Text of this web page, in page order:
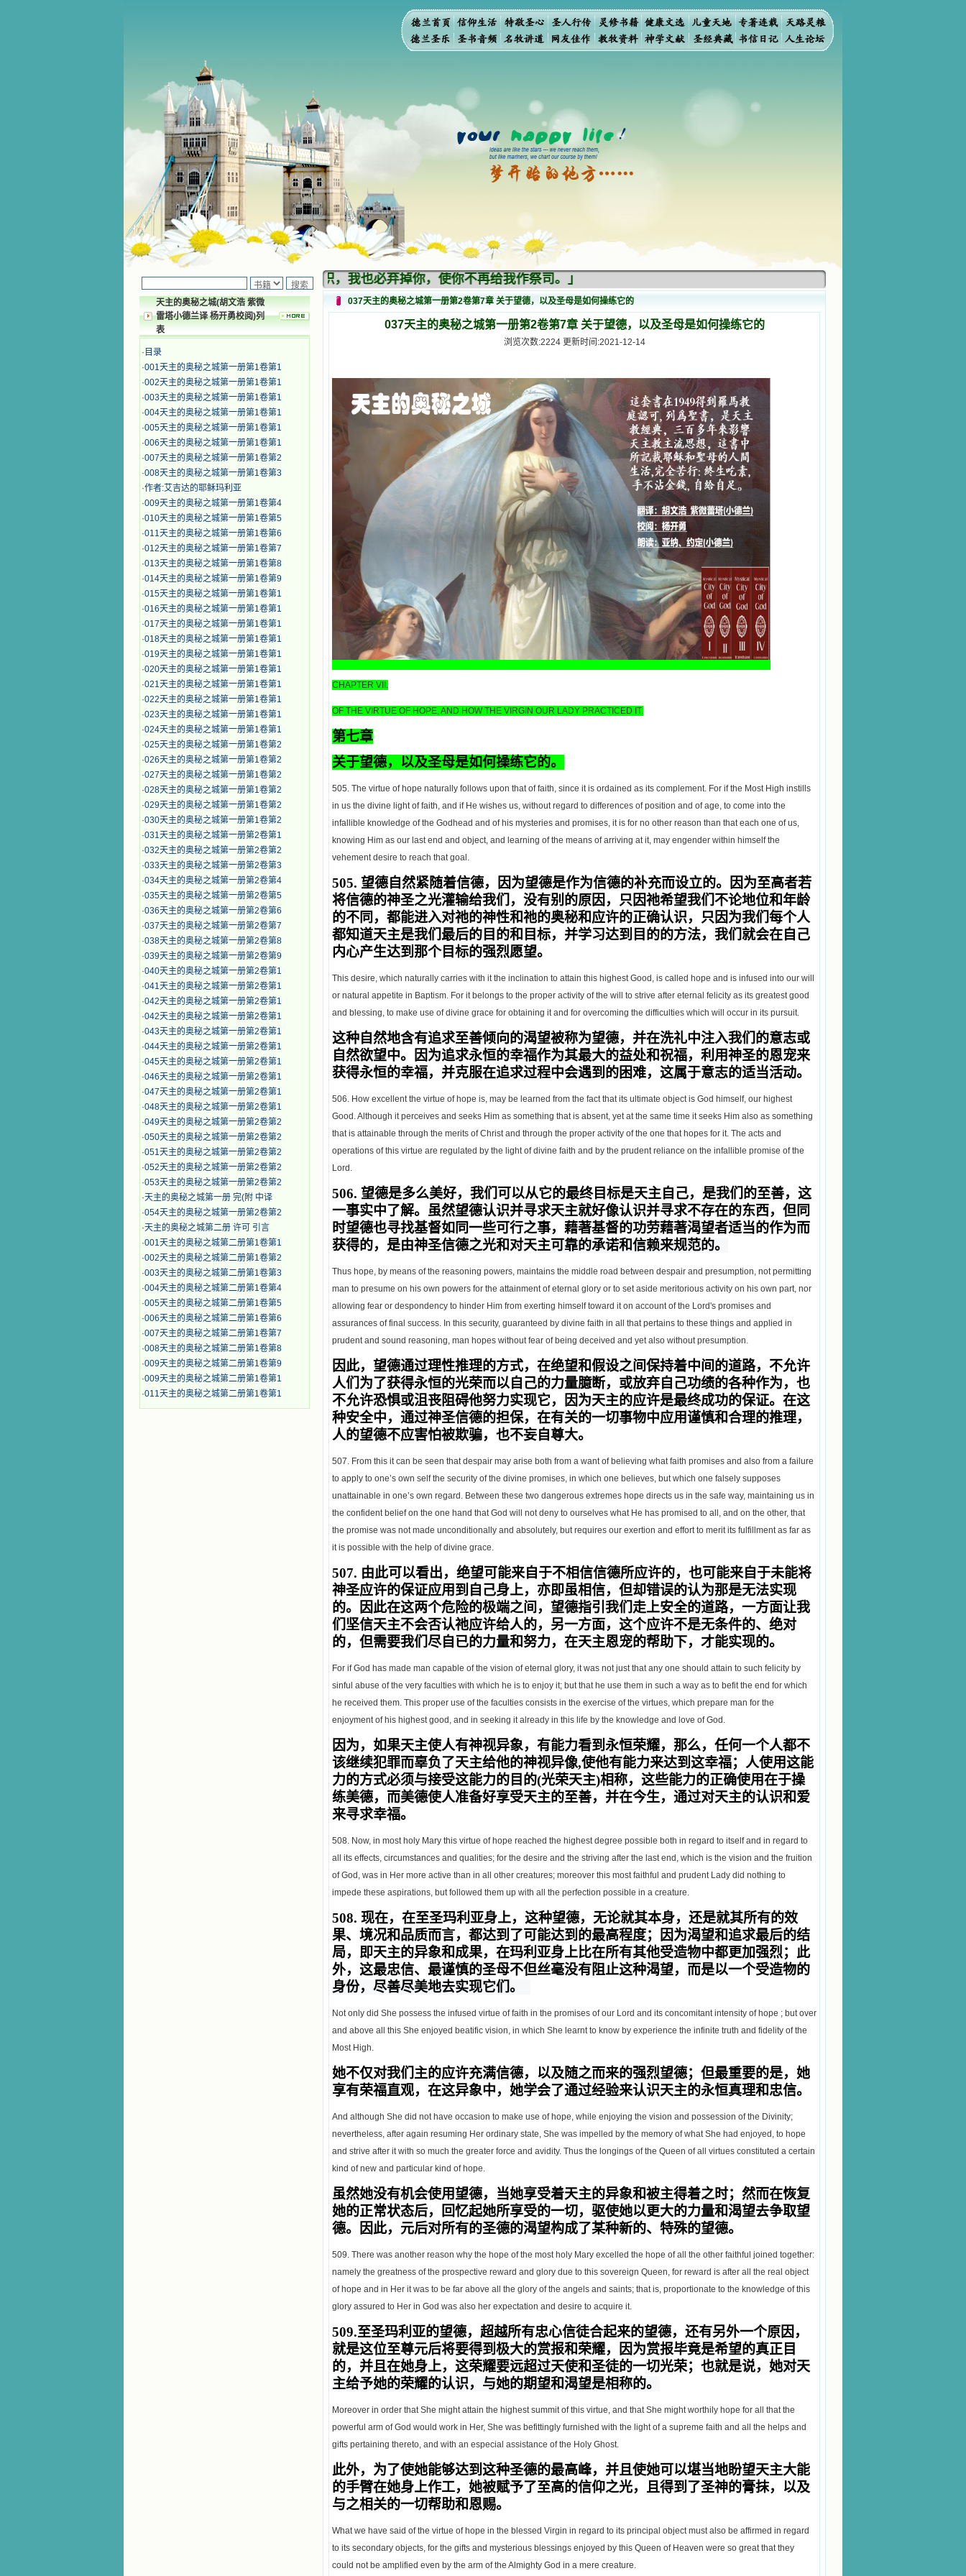
天主的奥秘之城(胡文浩 紫微
雷塔小德兰译 杨开勇校阅)列
表
· 目录
·001天主的奥秘之城第一册第1卷第1
·002天主的奥秘之城第一册第1卷第1
·003天主的奥秘之城第一册第1卷第1
·004天主的奥秘之城第一册第1卷第1
·005天主的奥秘之城第一册第1卷第1
·006天主的奥秘之城第一册第1卷第1
·007天主的奥秘之城第一册第1卷第2
·008天主的奥秘之城第一册第1卷第3
·作者:艾吉达的耶稣玛利亚
·009天主的奥秘之城第一册第1卷第4
·010天主的奥秘之城第一册第1卷第5
·011天主的奥秘之城第一册第1卷第6
·012天主的奥秘之城第一册第1卷第7
·013天主的奥秘之城第一册第1卷第8
·014天主的奥秘之城第一册第1卷第9
·015天主的奥秘之城第一册第1卷第1
·016天主的奥秘之城第一册第1卷第1
·017天主的奥秘之城第一册第1卷第1
·018天主的奥秘之城第一册第1卷第1
·019天主的奥秘之城第一册第1卷第1
·020天主的奥秘之城第一册第1卷第1
·021天主的奥秘之城第一册第1卷第1
·022天主的奥秘之城第一册第1卷第1
·023天主的奥秘之城第一册第1卷第1
·024天主的奥秘之城第一册第1卷第1
·025天主的奥秘之城第一册第1卷第2
·026天主的奥秘之城第一册第1卷第2
·027天主的奥秘之城第一册第1卷第2
·028天主的奥秘之城第一册第1卷第2
·029天主的奥秘之城第一册第1卷第2
·030天主的奥秘之城第一册第1卷第2
·031天主的奥秘之城第一册第2卷第1
·032天主的奥秘之城第一册第2卷第2
·033天主的奥秘之城第一册第2卷第3
·034天主的奥秘之城第一册第2卷第4
·035天主的奥秘之城第一册第2卷第5
·036天主的奥秘之城第一册第2卷第6
·037天主的奥秘之城第一册第2卷第7
·038天主的奥秘之城第一册第2卷第8
·039天主的奥秘之城第一册第2卷第9
·040天主的奥秘之城第一册第2卷第1
·041天主的奥秘之城第一册第2卷第1
·042天主的奥秘之城第一册第2卷第1
·042天主的奥秘之城第一册第2卷第1
·043天主的奥秘之城第一册第2卷第1
·044天主的奥秘之城第一册第2卷第1
·045天主的奥秘之城第一册第2卷第1
·046天主的奥秘之城第一册第2卷第1
·047天主的奥秘之城第一册第2卷第1
·048天主的奥秘之城第一册第2卷第1
·049天主的奥秘之城第一册第2卷第2
·050天主的奥秘之城第一册第2卷第2
·051天主的奥秘之城第一册第2卷第2
·052天主的奥秘之城第一册第2卷第2
·053天主的奥秘之城第一册第2卷第2
·天主的奥秘之城第一册 完(附 中译
·054天主的奥秘之城第一册第2卷第2
·天主的奥秘之城第二册 许可 引言
·001天主的奥秘之城第二册第1卷第1
·002天主的奥秘之城第二册第1卷第2
·003天主的奥秘之城第二册第1卷第3
·004天主的奥秘之城第二册第1卷第4
·005天主的奥秘之城第二册第1卷第5
·006天主的奥秘之城第二册第1卷第6
·007天主的奥秘之城第二册第1卷第7
·008天主的奥秘之城第二册第1卷第8
·009天主的奥秘之城第二册第1卷第9
·009天主的奥秘之城第二册第1卷第1
·011天主的奥秘之城第二册第1卷第1
「我的民因无知识而灭亡。你弃掉知识，我也必弃掉你，使你不再给我作祭司。」
037天主的奥秘之城第一册第2卷第7章 关于望德，以及圣母是如何操练它的
037天主的奥秘之城第一册第2卷第7章 关于望德，以及圣母是如何操练它的
浏览次数:2224 更新时间:2021-12-14
CHAPTER VII.
OF THE VIRTUE OF HOPE, AND HOW THE VIRGIN OUR LADY PRACTICED IT.
第七章
关于望德，以及圣母是如何操练它的。
505. The virtue of hope naturally follows upon that of faith, since it is ordained as its complement. For if the Most High instills
in us the divine light of faith, and if He wishes us, without regard to differences of position and of age, to come into the
infallible knowledge of the Godhead and of his mysteries and promises, it is for no other reason than that each one of us,
knowing Him as our last end and object, and learning of the means of arriving at it, may engender within himself the
vehement desire to reach that goal.
505. 望德自然紧随着信德，因为望德是作为信德的补充而设立的。因为至高者若
将信德的神圣之光灌输给我们，没有别的原因，只因祂希望我们不论地位和年龄
的不同，都能进入对祂的神性和祂的奥秘和应许的正确认识，只因为我们每个人
都知道天主是我们最后的目的和目标，并学习达到目的的方法，我们就会在自己
内心产生达到那个目标的强烈愿望。
This desire, which naturally carries with it the inclination to attain this highest Good, is called hope and is infused into our will
or natural appetite in Baptism. For it belongs to the proper activity of the will to strive after eternal felicity as its greatest good
and blessing, to make use of divine grace for obtaining it and for overcoming the difficulties which will occur in its pursuit.
这种自然地含有追求至善倾向的渴望被称为望德，并在洗礼中注入我们的意志或
自然欲望中。因为追求永恒的幸福作为其最大的益处和祝福，利用神圣的恩宠来
获得永恒的幸福，并克服在追求过程中会遇到的困难，这属于意志的适当活动。
506. How excellent the virtue of hope is, may be learned from the fact that its ultimate object is God himself, our highest
Good. Although it perceives and seeks Him as something that is absent, yet at the same time it seeks Him also as something
that is attainable through the merits of Christ and through the proper activity of the one that hopes for it. The acts and
operations of this virtue are regulated by the light of divine faith and by the prudent reliance on the infallible promise of the
Lord.
506. 望德是多么美好，我们可以从它的最终目标是天主自己，是我们的至善，这
一事实中了解。虽然望德认识并寻求天主就好像认识并寻求不存在的东西，但同
时望德也寻找基督如同一些可行之事，藉著基督的功劳藉著渴望者适当的作为而
获得的，是由神圣信德之光和对天主可靠的承诺和信赖来规范的。
Thus hope, by means of the reasoning powers, maintains the middle road between despair and presumption, not permitting
man to presume on his own powers for the attainment of eternal glory or to set aside meritorious activity on his own part, nor
allowing fear or despondency to hinder Him from exerting himself toward it on account of the Lord's promises and
assurances of final success. In this security, guaranteed by divine faith in all that pertains to these things and applied in
prudent and sound reasoning, man hopes without fear of being deceived and yet also without presumption.
因此，望德通过理性推理的方式，在绝望和假设之间保持着中间的道路，不允许
人们为了获得永恒的光荣而以自己的力量臆断，或放弃自己功绩的各种作为，也
不允许恐惧或沮丧阻碍他努力实现它，因为天主的应许是最终成功的保证。在这
种安全中，通过神圣信德的担保，在有关的一切事物中应用谨慎和合理的推理，
人的望德不应害怕被欺骗，也不妄自尊大。
507. From this it can be seen that despair may arise both from a want of believing what faith promises and also from a failure
to apply to one’s own self the security of the divine promises, in which one believes, but which one falsely supposes
unattainable in one’s own regard. Between these two dangerous extremes hope directs us in the safe way, maintaining us in
the confident belief on the one hand that God will not deny to ourselves what He has promised to all, and on the other, that
the promise was not made unconditionally and absolutely, but requires our exertion and effort to merit its fulfillment as far as
it is possible with the help of divine grace.
507. 由此可以看出，绝望可能来自于不相信信德所应许的，也可能来自于未能将
神圣应许的保证应用到自己身上，亦即虽相信，但却错误的认为那是无法实现
的。因此在这两个危险的极端之间，望德指引我们走上安全的道路，一方面让我
们坚信天主不会否认祂应许给人的，另一方面，这个应许不是无条件的、绝对
的，但需要我们尽自已的力量和努力，在天主恩宠的帮助下，才能实现的。
For if God has made man capable of the vision of eternal glory, it was not just that any one should attain to such felicity by
sinful abuse of the very faculties with which he is to enjoy it; but that he use them in such a way as to befit the end for which
he received them. This proper use of the faculties consists in the exercise of the virtues, which prepare man for the
enjoyment of his highest good, and in seeking it already in this life by the knowledge and love of God.
因为，如果天主使人有神视异象，有能力看到永恒荣耀，那么，任何一个人都不
该继续犯罪而辜负了天主给他的神视异像,使他有能力来达到这幸福；人使用这能
力的方式必须与接受这能力的目的(光荣天主)相称，这些能力的正确使用在于操
练美德，而美德使人准备好享受天主的至善，并在今生，通过对天主的认识和爱
来寻求幸福。
508. Now, in most holy Mary this virtue of hope reached the highest degree possible both in regard to itself and in regard to
all its effects, circumstances and qualities; for the desire and the striving after the last end, which is the vision and the fruition
of God, was in Her more active than in all other creatures; moreover this most faithful and prudent Lady did nothing to
impede these aspirations, but followed them up with all the perfection possible in a creature.
508. 现在，在至圣玛利亚身上，这种望德，无论就其本身，还是就其所有的效
果、境况和品质而言，都达到了可能达到的最高程度；因为渴望和追求最后的结
局，即天主的异象和成果，在玛利亚身上比在所有其他受造物中都更加强烈；此
外，这最忠信、最谨慎的圣母不但丝毫没有阻止这种渴望，而是以一个受造物的
身份，尽善尽美地去实现它们。
Not only did She possess the infused virtue of faith in the promises of our Lord and its concomitant intensity of hope ; but over
and above all this She enjoyed beatific vision, in which She learnt to know by experience the infinite truth and fidelity of the
Most High.
她不仅对我们主的应许充满信德，以及随之而来的强烈望德；但最重要的是，她
享有荣福直观，在这异象中，她学会了通过经验来认识天主的永恒真理和忠信。
And although She did not have occasion to make use of hope, while enjoying the vision and possession of the Divinity;
nevertheless, after again resuming Her ordinary state, She was impelled by the memory of what She had enjoyed, to hope
and strive after it with so much the greater force and avidity. Thus the longings of the Queen of all virtues constituted a certain
kind of new and particular kind of hope.
虽然她没有机会使用望德，当她享受着天主的异象和被主得着之时；然而在恢复
她的正常状态后，回忆起她所享受的一切，驱使她以更大的力量和渴望去争取望
德。因此，元后对所有的圣德的渴望构成了某种新的、特殊的望德。
509. There was another reason why the hope of the most holy Mary excelled the hope of all the other faithful joined together:
namely the greatness of the prospective reward and glory due to this sovereign Queen, for reward is after all the real object
of hope and in Her it was to be far above all the glory of the angels and saints; that is, proportionate to the knowledge of this
glory assured to Her in God was also her expectation and desire to acquire it.
509.至圣玛利亚的望德，超越所有忠心信徒合起来的望德，还有另外一个原因，
就是这位至尊元后将要得到极大的赏报和荣耀，因为赏报毕竟是希望的真正目
的，并且在她身上，这荣耀要远超过天使和圣徒的一切光荣；也就是说， 她对天
主给予她的荣耀的认识，与她的期望和渴望是相称的。
Moreover in order that She might attain the highest summit of this virtue, and that She might worthily hope for all that the
powerful arm of God would work in Her, She was befittingly furnished with the light ofa supreme faith and all the helps and
gifts pertaining thereto, and with an especial assistance of the Holy Ghost.
此外，为了使她能够达到这种圣德的最高峰，并且使她可以堪当地盼望天主大能
的手臂在她身上作工，她被赋予了至高的信仰之光，且得到了圣神的膏抹， 以及
与之相关的一切帮助和恩赐。
What we have said of the virtue of hope in the blessed Virgin in regard to its principal object must also be affirmed in regard
to its secondary objects, for the gifts and mysterious blessings enjoyed by this Queen of Heaven were so great that they
could not be amplified even by the arm of the Almighty God in a mere creature.